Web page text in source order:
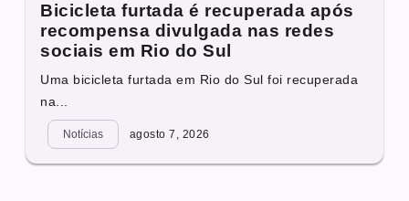
Bicicleta furtada é recuperada após
recompensa divulgada nas redes
sociais em Rio do Sul
Uma bicicleta furtada em Rio do Sul foi recuperada
na...
Notícias agosto 7, 2026